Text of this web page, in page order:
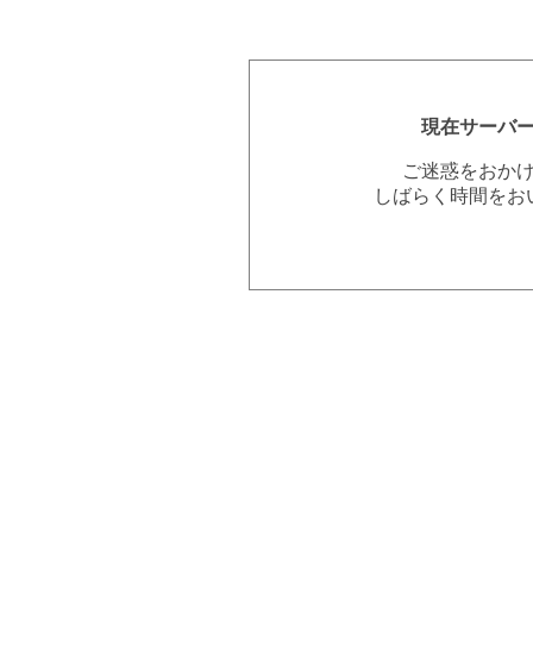
現在サーバ
ご迷惑をおか
しばらく時間を